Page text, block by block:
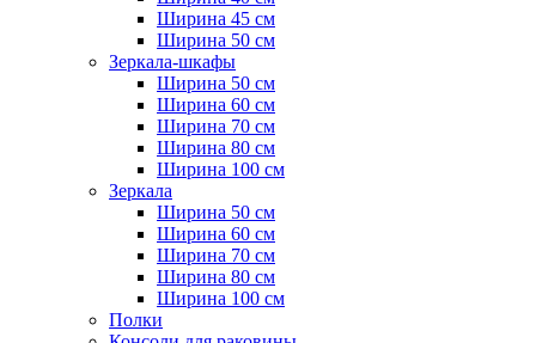
Ширина 45 см
Ширина 50 см
Зеркала-шкафы
Ширина 50 см
Ширина 60 см
Ширина 70 см
Ширина 80 см
Ширина 100 см
Зеркала
Ширина 50 см
Ширина 60 см
Ширина 70 см
Ширина 80 см
Ширина 100 см
Полки